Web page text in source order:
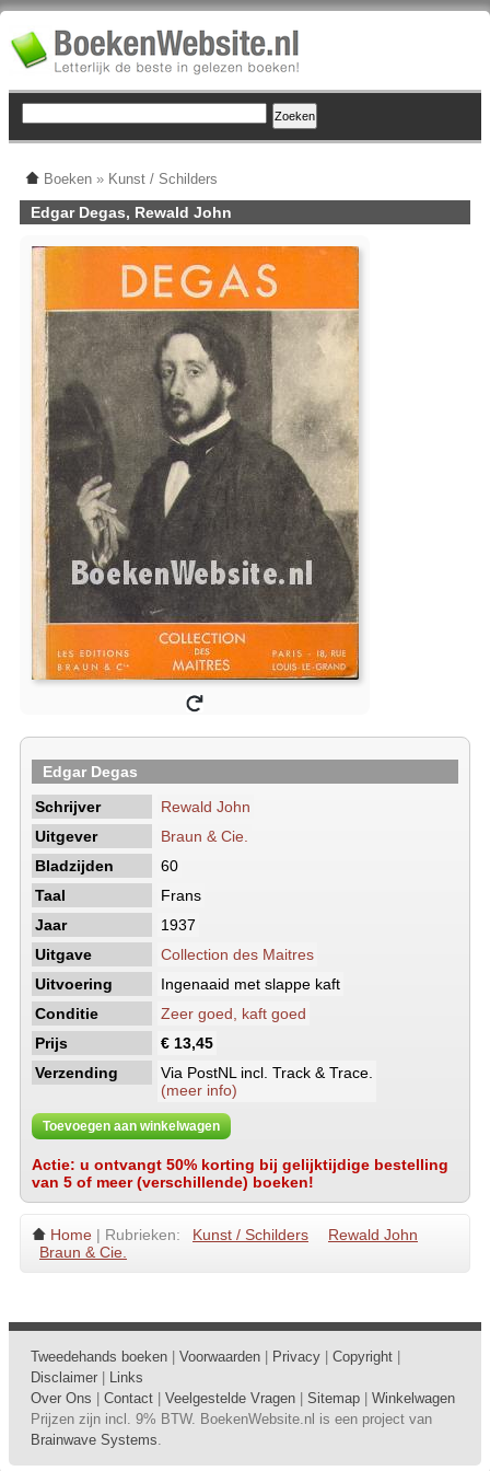
Boeken » Kunst / Schilders
Edgar Degas, Rewald John
Edgar Degas
Schrijver
Rewald John
Uitgever
Braun & Cie.
Bladzijden
60
Taal
Frans
Jaar
1937
Uitgave
Collection des Maitres
Uitvoering
Ingenaaid met slappe kaft
Conditie
Zeer goed, kaft goed
Prijs
€ 13,45
Verzending
Via PostNL incl. Track & Trace.
(meer info)
Toevoegen aan winkelwagen
Actie: u ontvangt 50% korting bij gelijktijdige bestelling
van 5 of meer (verschillende) boeken!
Home | Rubrieken: Kunst / Schilders
Rewald John
Braun & Cie.
Tweedehands boeken Voorwaarden Privacy Copyright
Disclaimer
Links
Over Ons
Contact Veelgestelde Vragen Sitemap
Winkelwagen
Prijzen zijn incl. 9% BTW. BoekenWebsite.nl is een project van
Brainwave Systems.